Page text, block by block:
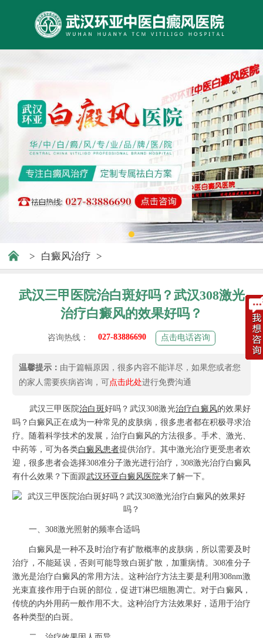
> 白癜风治疗 >
武汉三甲医院治白斑好吗？武汉308激光
治疗白癜风的效果好吗？
咨询热线： 027-83886690 点击电话咨询
温馨提示： 由于篇幅原因，很多内容不能详尽，如果您或者您
的家人需要疾病咨询，可点击此处进行免费沟通
武汉三甲医院治白斑好吗？武汉308激光治疗白癜风的效果好
吗？白癜风正在成为一种常见的皮肤病，很多患者都在积极寻求治
疗。随着科学技术的发展，治疗白癜风的方法很多。手术、激光、
中药等，可为各类白癜风患者提供治疗。其中激光治疗更受患者欢
迎，很多患者会选择308准分子激光进行治疗，308激光治疗白癜风
有什么效果？下面跟武汉环亚白癜风医院来了解一下。
一、308激光照射的频率合适吗
白癜风是一种不及时治疗有扩散概率的皮肤病，所以需要及时
治疗，不能延误，否则可能导致白斑扩散，加重病情。308准分子
激光是治疗白癜风的常用方法。这种治疗方法主要是利用308nm激
光束直接作用于白斑的部位，促进T淋巴细胞凋亡。对于白癜风，
传统的内外用药一般作用不大。这种治疗方法效果好，适用于治疗
各种类型的白斑。